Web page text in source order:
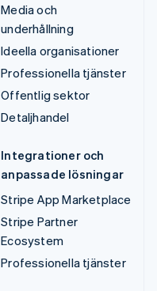
Media och
underhållning
Ideella organisationer
Professionella tjänster
Offentlig sektor
Detaljhandel
Integrationer och
anpassade lösningar
Stripe App Marketplace
Stripe Partner
Ecosystem
Professionella tjänster